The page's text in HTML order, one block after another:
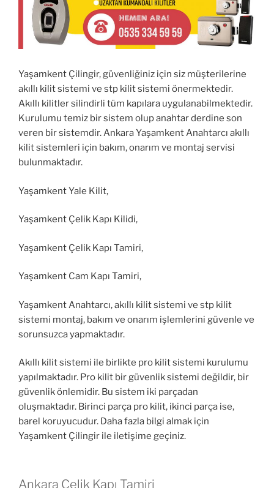
Yaşamkent Çilingir, güvenliğiniz için siz müşterilerine
akıllı kilit sistemi ve stp kilit sistemi önermektedir.
Akıllı kilitler silindirli tüm kapılara uygulanabilmektedir.
Kurulumu temiz bir sistem olup anahtar derdine son
veren bir sistemdir. Ankara Yaşamkent Anahtarcı akıllı
kilit sistemleri için bakım, onarım ve montaj servisi
bulunmaktadır.
Yaşamkent Yale Kilit,
Yaşamkent Çelik Kapı Kilidi,
Yaşamkent Çelik Kapı Tamiri,
Yaşamkent Cam Kapı Tamiri,
Yaşamkent Anahtarcı, akıllı kilit sistemi ve stp kilit
sistemi montaj, bakım ve onarım işlemlerini güvenle ve
sorunsuzca yapmaktadır.
Akıllı kilit sistemi ile birlikte pro kilit sistemi kurulumu
yapılmaktadır. Pro kilit bir güvenlik sistemi değildir, bir
güvenlik önlemidir. Bu sistem iki parçadan
oluşmaktadır. Birinci parça pro kilit, ikinci parça ise,
barel koruyucudur. Daha fazla bilgi almak için
Yaşamkent Çilingir ile iletişime geçiniz.
Ankara Çelik Kapı Tamiri